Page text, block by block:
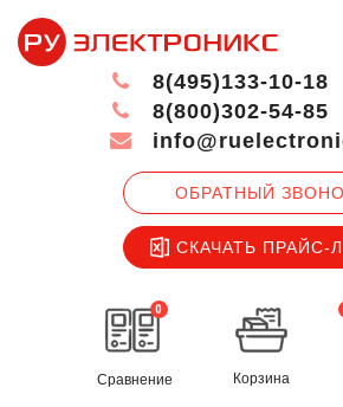
ОБРАТНЫЙ
СКАЧАТЬ ПРАЙС-
8(495)133-10-18
8(800)302-54-85
0
Сравнение Корзина